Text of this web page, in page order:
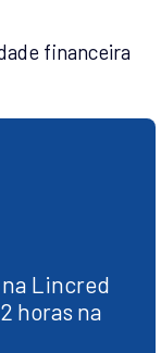
financeira
na Lincred
horas na